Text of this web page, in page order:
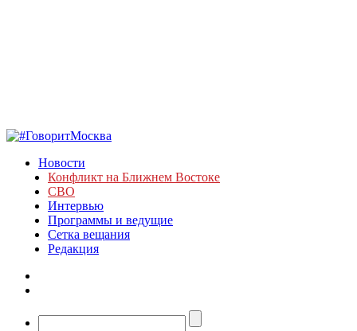
Новости
Конфликт на Ближнем Востоке
СВО
Интервью
Программы и ведущие
Сетка вещания
Редакция